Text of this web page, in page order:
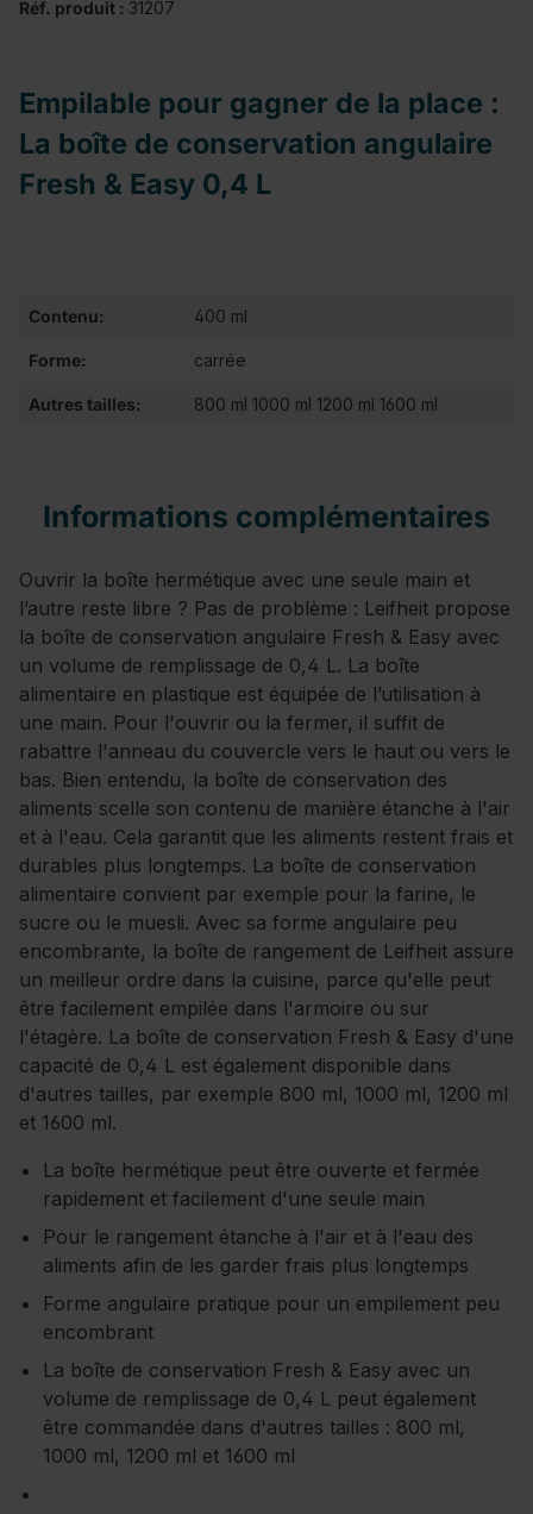
Réf. produit : 31207
Empilable pour gagner de la place :
La boîte de conservation angulaire
Fresh & Easy 0,4 L
Contenu: 400 ml
Forme: carrée
Autres tailles: 800 ml 1000 ml 1200 ml 1600 ml
Informations complémentaires
Ouvrir la boîte hermétique avec une seule main et
l’autre reste libre ? Pas de problème : Leifheit propose
la boîte de conservation angulaire Fresh & Easy avec
un volume de remplissage de 0,4 L. La boîte
alimentaire en plastique est équipée de l’utilisation à
une main. Pour l'ouvrir ou la fermer, il suffit de
rabattre l'anneau du couvercle vers le haut ou vers le
bas. Bien entendu, la boîte de conservation des
aliments scelle son contenu de manière étanche à l'air
et à l'eau. Cela garantit que les aliments restent frais et
durables plus longtemps. La boîte de conservation
alimentaire convient par exemple pour la farine, le
sucre ou le muesli. Avec sa forme angulaire peu
encombrante, la boîte de rangement de Leifheit assure
un meilleur ordre dans la cuisine, parce qu'elle peut
être facilement empilée dans l'armoire ou sur
l'étagère. La boîte de conservation Fresh & Easy d'une
capacité de 0,4 L est également disponible dans
d'autres tailles, par exemple 800 ml, 1000 ml, 1200 ml
et 1600 ml.
La boîte hermétique peut être ouverte et fermée
rapidement et facilement d'une seule main
Pour le rangement étanche à l'air et à l'eau des
aliments afin de les garder frais plus longtemps
Forme angulaire pratique pour un empilement peu
encombrant
La boîte de conservation Fresh & Easy avec un
volume de remplissage de 0,4 L peut également
être commandée dans d'autres tailles : 800 ml,
1000 ml, 1200 ml et 1600 ml